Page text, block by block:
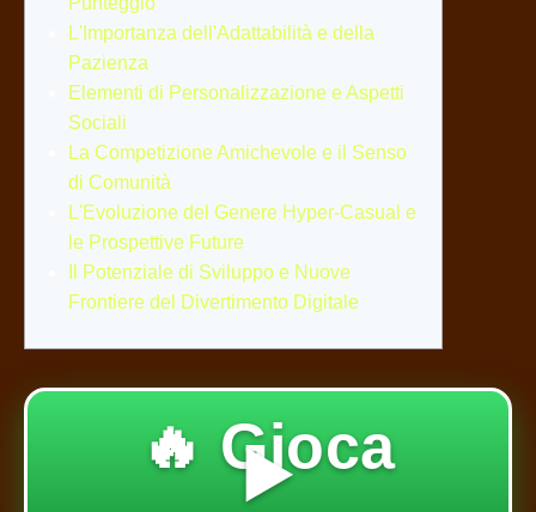
L'Importanza dell'Adattabilità e della
Pazienza
Elementi di Personalizzazione e Aspetti
Sociali
La Competizione Amichevole e il Senso
di Comunità
L'Evoluzione del Genere Hyper-Casual e
le Prospettive Future
Il Potenziale di Sviluppo e Nuove
Frontiere del Divertimento Digitale
🔥 Gioca
▶️